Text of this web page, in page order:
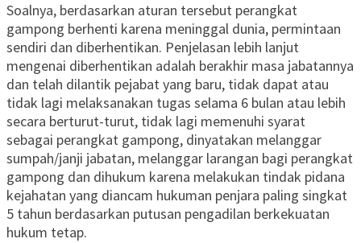
Soalnya, berdasarkan aturan tersebut perangkat
gampong berhenti karena meninggal dunia, permintaan
sendiri dan diberhentikan. Penjelasan lebih lanjut
mengenai diberhentikan adalah berakhir masa jabatannya
dan telah dilantik pejabat yang baru, tidak dapat atau
tidak lagi melaksanakan tugas selama 6 bulan atau lebih
secara berturut-turut, tidak lagi memenuhi syarat
sebagai perangkat gampong, dinyatakan melanggar
sumpah/janji jabatan, melanggar larangan bagi perangkat
gampong dan dihukum karena melakukan tindak pidana
kejahatan yang diancam hukuman penjara paling singkat
5 tahun berdasarkan putusan pengadilan berkekuatan
hukum tetap.